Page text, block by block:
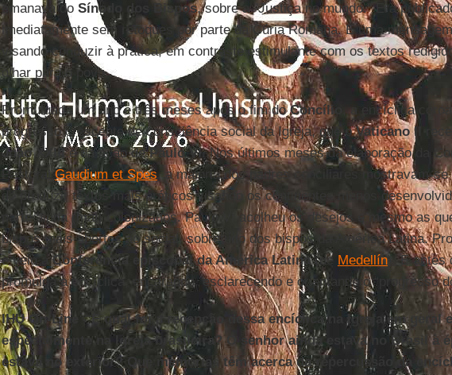
emanava do Sínodo dos Bispos, sobre a "Justiça no mundo." Era
imediatamente sem retoques por parte da Cúria Romana. É uma
visando conduzir à prática, em contraste estimulante com os textos
olhar para o povo.
Promulgada um ano e três meses após o fim doConcílio
, a encíclica coroa
progresso crescente de consciência social da Igreja, que oVaticano II
João XXIIIe da ação dePaulo VI. Nos últimos meses da elaboração da
PastoralGaudium et Spes , a maioria dos padres conciliares mostravam-
de produzir textos mais práticos visando os continentes menos
parte ainda (mal) colonizados. Paulo VI acolheu os desejos e mesmo as
bispos mais abertos ao social, sobretudo dos bispos da América Latina.
e veio àConferência episcopal da América Latina(de Medellín). E antes
promulga a encíclica, encarando, esclarecendo e orientando o “progresso
IHU On-Line - E qual foi a recepção dessa encíclica na Igreja em geral e
especialmente na Igreja brasileira? O senhor ainda estava no Brasil à
estava no exterior? Que memórias têm acerca da repercussão da